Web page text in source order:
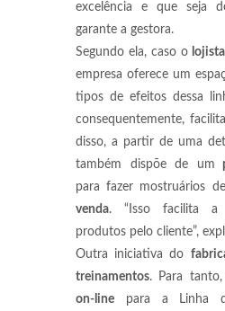
excelência e que seja
garante a gestora.
Segundo ela, caso o lojista
empresa oferece um
tipos de efeitos dessa
consequentemente,
disso, a partir de uma
também dispõe de um
para fazer mostruários
venda. “Isso facilita a
produtos pelo cliente”,
Outra iniciativa do
treinamentos. Para
on-line para a Linha